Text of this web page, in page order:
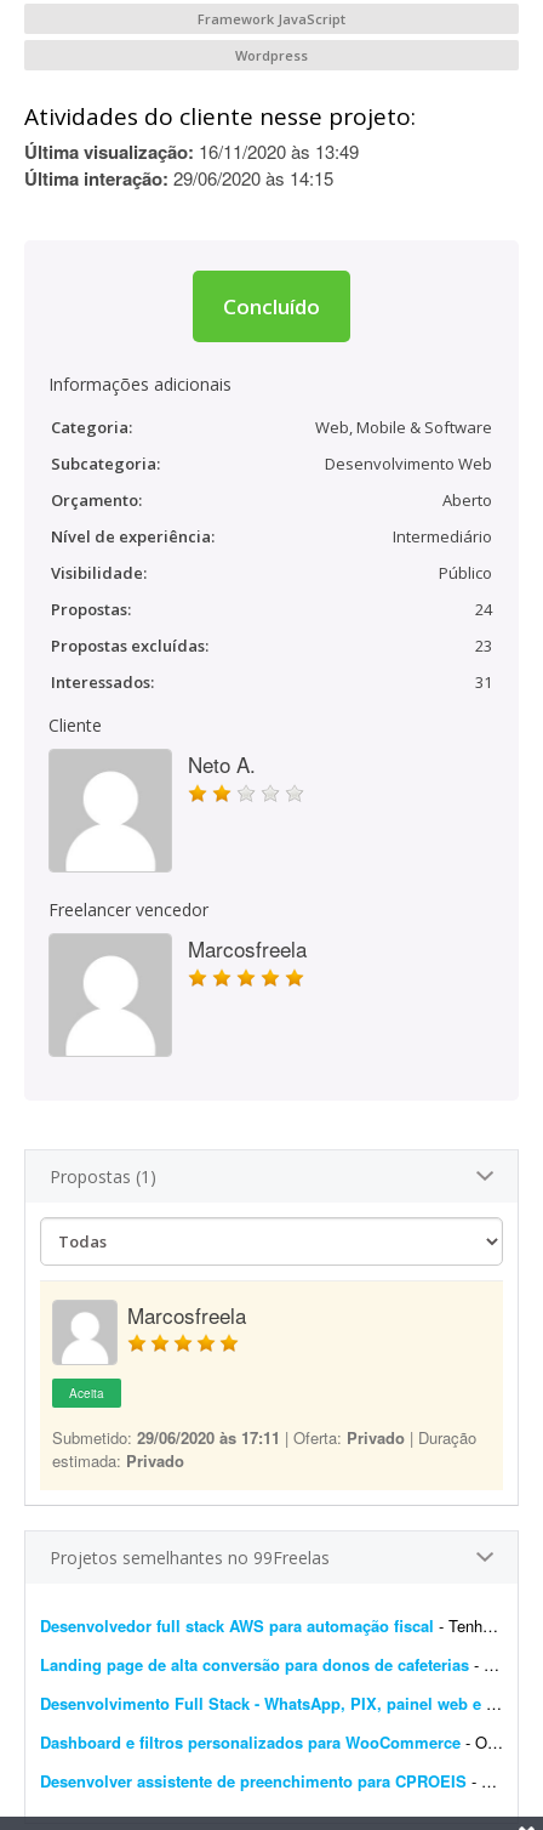
Framework JavaScript
Wordpress
Atividades do cliente nesse projeto:
Última visualização: 16/11/2020 às 13:49
Última interação: 29/06/2020 às 14:15
Concluído
Informações adicionais
Categoria:
Web, Mobile & Software
Subcategoria:
Desenvolvimento Web
Orçamento:
Aberto
Nível de experiência:
Intermediário
Visibilidade:
Público
Propostas:
24
Propostas excluídas:
23
Interessados:
31
Cliente
Neto A.
Freelancer vencedor
Marcosfreela
Propostas (1)
Marcosfreela
Aceita
Submetido: 29/06/2020 às 17:11 | Oferta: Privado | Duração
estimada: Privado
Projetos semelhantes no 99Freelas
Desenvolvedor full stack AWS para automação fiscal - Tenho uma plataforma de automação fiscal rodando em AWS - ela pega os dados do sistema do cliente, calcula os impostos e emite a nota fiscal automaticamente. Preciso de alguém...
Landing page de alta conversão para donos de cafeterias - Sou gestor de tráfego especializado em cafeterias e cafés e preciso de uma landing page de alta conversão para captar leads (donos de cafeterias) que chegam pelos meus an&uacut...
Desenvolvimento Full Stack - WhatsApp, PIX, painel web e automação
Dashboard e filtros personalizados para WooCommerce - Olá pessoal, Preciso transformar o dashboard padrão do WooCommerce em um painel diferenciado para clientes e vendedores; procuro solução via plugin ou via código...
Desenvolver assistente de preenchimento para CPROEIS - Buscamos um desenvolvedor experiente para criar uma solução de automação assistida para o processo de preenchimento de dados no sistema CPROEIS. O objetivo principal &ea...